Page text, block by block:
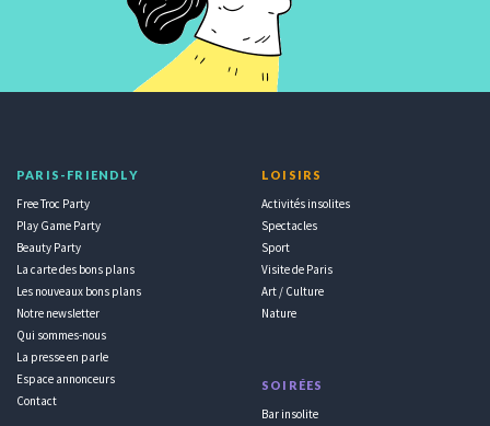
PARIS-FRIENDLY
Free Troc Party
Play Game Party
Beauty Party
La carte des bons plans
Les nouveaux bons plans
Notre newsletter
Qui sommes-nous
La presse en parle
Espace annonceurs
Contact
LOISIRS
Activités insolites
Spectacles
Sport
Visite de Paris
Art / Culture
Nature
SOIRÉES
Bar insolite